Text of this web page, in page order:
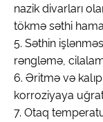
nazik divarları
tökmə səthi
5. Səthin
rəngləmə,
6. Əritmə və
korroziyaya
7. Otaq